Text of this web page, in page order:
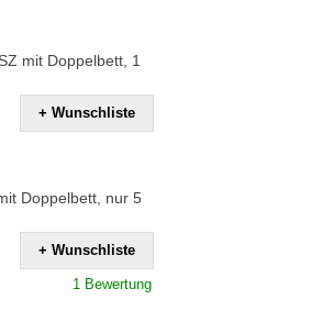
mit Doppelbett, 1
+ Wunschliste
Doppelbett, nur 5
+ Wunschliste
1 Bewertung